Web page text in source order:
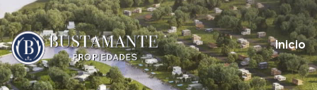
Inicio